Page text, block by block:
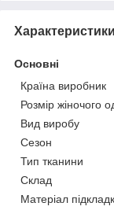
Характеристики
Основні
Країна виробник
Розмір жіночого
Вид виробу
Сезон
Тип тканини
Склад
Матеріал